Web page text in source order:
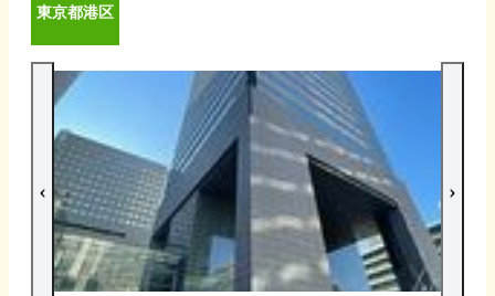
東京都港区